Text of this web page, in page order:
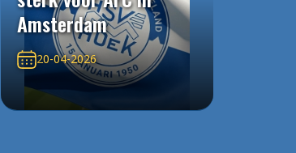
Amsterdam
20-04-2026